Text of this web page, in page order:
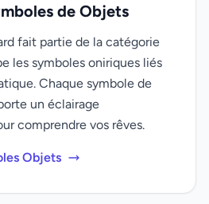
de Objets
fait partie de la catégorie
les symboles oniriques liés
Chaque symbole de
un éclairage
comprendre vos rêves.
Objets